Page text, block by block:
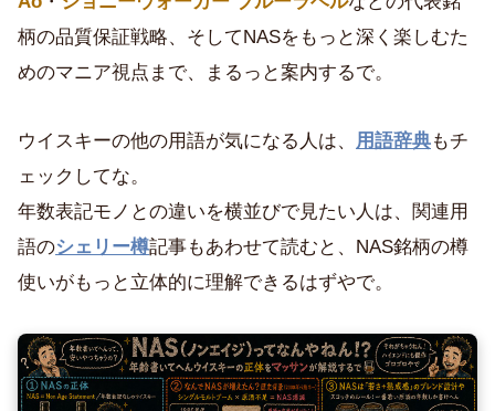
柄の品質保証戦略、そしてNASをもっと深く楽しむた
めのマニア視点まで、まるっと案内するで。
ウイスキーの他の用語が気になる人は、 用語辞典もチ
ェックしてな。
年数表記モノとの違いを横並びで見たい人は、関連用
語のシェリー樽記事もあわせて読むと、NAS銘柄の樽
使いがもっと立体的に理解できるはずやで。